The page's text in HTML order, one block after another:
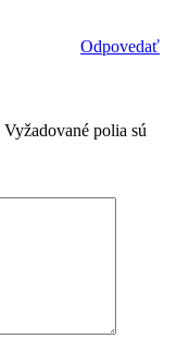
Odpovedať
Vyžadované polia sú